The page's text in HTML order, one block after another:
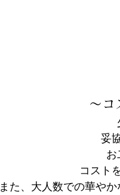
～コ
妥
お
コスト
また、大人数での華や